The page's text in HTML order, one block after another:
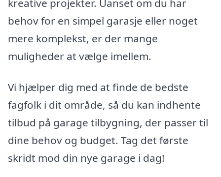
kreative projekter. Uanset om du har
behov for en simpel garasje eller noget
mere komplekst, er der mange
muligheder at vælge imellem.
Vi hjælper dig med at finde de bedste
fagfolk i dit område, så du kan indhente
tilbud på garage tilbygning, der passer til
dine behov og budget. Tag det første
skridt mod din nye garage i dag!